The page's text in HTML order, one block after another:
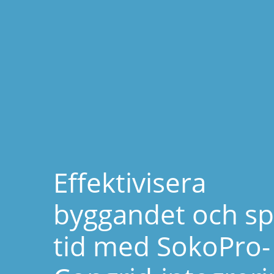
Effektivisera
byggandet och
tid med SokoPro-